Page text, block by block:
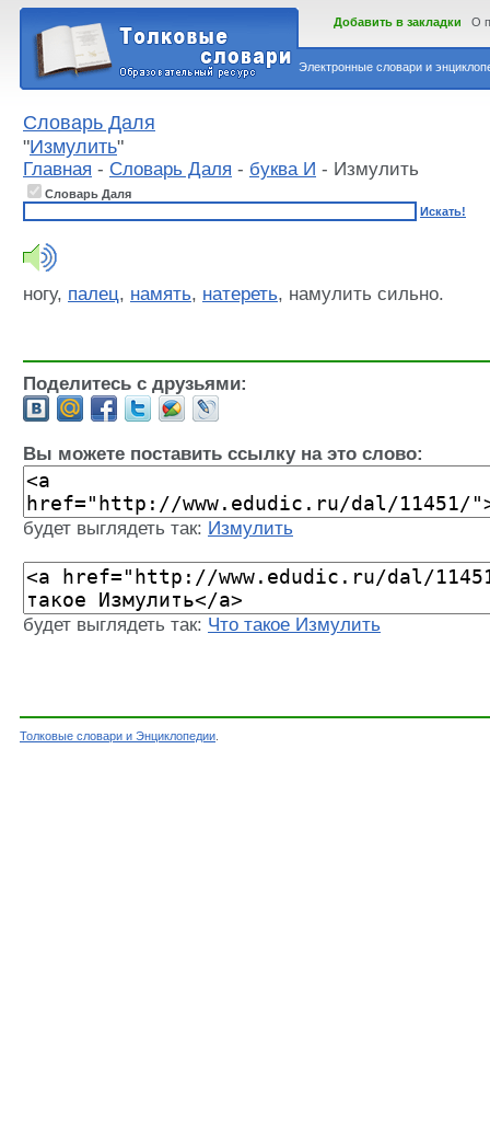
Электронные словари и
Добавить в закладки О
Словарь Даля
"Измулить"
Главная - Словарь Даля - буква И - Измулить
Словарь Даля
Искать!
ногу, палец, намять, натереть, намулить сильно.
Поделитесь с друзьями:
Вы можете поставить ссылку на это слово:
будет выглядеть так: Измулить
будет выглядеть так: Что такое Измулить
Толковые словари и Энциклопедии